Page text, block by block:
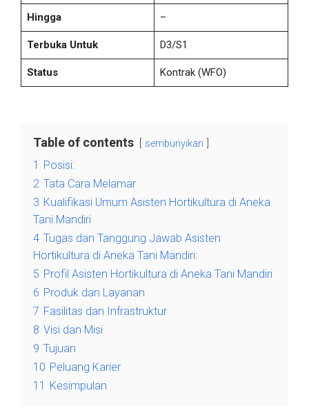
Hingga –
Terbuka Untuk D3/S1
Status Kontrak (WFO)
Table of contents sembunyikan
1
Posisi:
2 Tata Cara Melamar
3 Kualifikasi Umum Asisten Hortikultura di Aneka
Tani Mandiri
4 Tugas dan Tanggung Jawab Asisten
Hortikultura di Aneka Tani Mandiri:
5 Profil Asisten Hortikultura di Aneka Tani Mandiri
6 Produk dan Layanan
7 Fasilitas dan Infrastruktur
8 Visi dan Misi
9 Tujuan
10 Peluang Karier
11
Kesimpulan